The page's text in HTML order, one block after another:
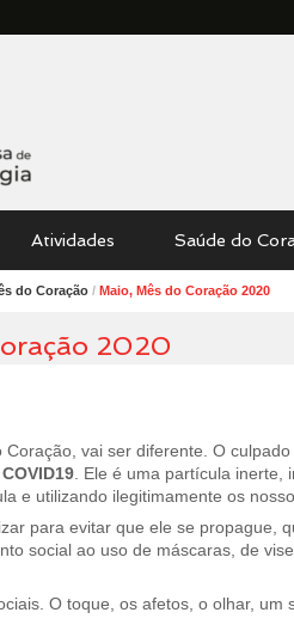
Atividades Saúde do
do Coração / Maio, Mês do Coração 2020
2020
Coração, vai ser diferente. O
COVID19. Ele é uma partícula inerte,
e utilizando ilegitimamente os
para evitar que ele se propague,
social ao uso de máscaras, de
O toque, os afetos, o olhar, um